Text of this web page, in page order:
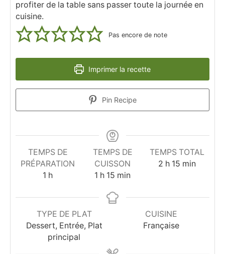
profiter de la table sans passer toute la journée en
cuisine.
Pas encore de note
Imprimer la recette
Pin Recipe
TEMPS DE
PRÉPARATION
1 heure
h
TEMPS DE
CUISSON
1 heure
h 15 minutes
min
TEMPS TOTAL
2 heures
h 15 minutes
min
TYPE DE PLAT
Dessert, Entrée, Plat
principal
CUISINE
Française